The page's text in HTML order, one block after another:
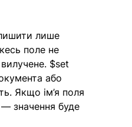
лише
поле не
$set
або
Якщо ім’я поля
— значення буде